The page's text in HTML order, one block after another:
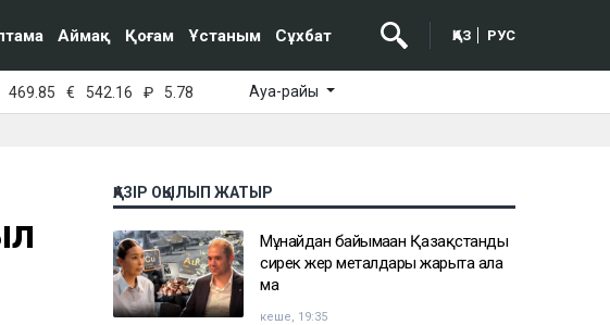
Аймақ Қоғам Ұстаным Сұхбат ҚАЗ РУС
469.85 € 542.16 ₽ 5.78 Ауа-райы
ҚАЗІР ОҚЫЛЫП ЖАТЫР
Мұнайдан байымаған Қазақстанды
сирек жер металдары жарыта ала
ма
кеше, 19:35